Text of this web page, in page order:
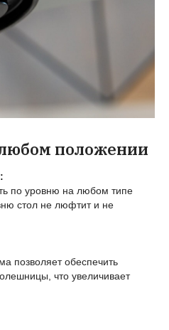
положении
по уровню на любом типе
стол не люфтит и не
позволяет обеспечить
что увеличивает